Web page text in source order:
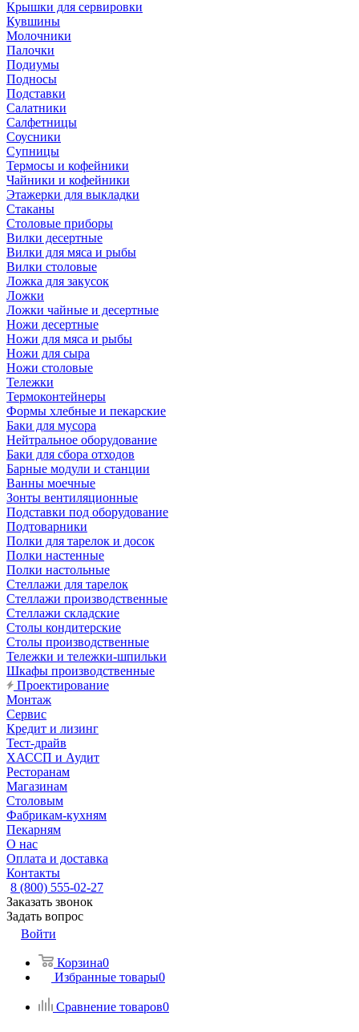
Крышки для сервировки
Кувшины
Молочники
Палочки
Подиумы
Подносы
Подставки
Салатники
Салфетницы
Соусники
Супницы
Термосы и кофейники
Чайники и кофейники
Этажерки для выкладки
Стаканы
Столовые приборы
Вилки десертные
Вилки для мяса и рыбы
Вилки столовые
Ложка для закусок
Ложки
Ложки чайные и десертные
Ножи десертные
Ножи для мяса и рыбы
Ножи для сыра
Ножи столовые
Тележки
Термоконтейнеры
Формы хлебные и пекарские
Баки для мусора
Нейтральное оборудование
Баки для сбора отходов
Барные модули и станции
Ванны моечные
Зонты вентиляционные
Подставки под оборудование
Подтоварники
Полки для тарелок и досок
Полки настенные
Полки настольные
Стеллажи для тарелок
Стеллажи производственные
Стеллажи складские
Столы кондитерские
Столы производственные
Тележки и тележки-шпильки
Шкафы производственные
Проектирование
Монтаж
Сервис
Кредит и лизинг
Тест-драйв
ХАССП и Аудит
Ресторанам
Магазинам
Столовым
Фабрикам-кухням
Пекарням
О нас
Оплата и доставка
Контакты
8 (800) 555-02-27
Заказать звонок
Задать вопрос
Войти
Корзина0
Избранные товары0
Сравнение товаров0